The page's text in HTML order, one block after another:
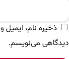
ذخیره نام، ایمیل
دیدگاهی می‌نویسم.